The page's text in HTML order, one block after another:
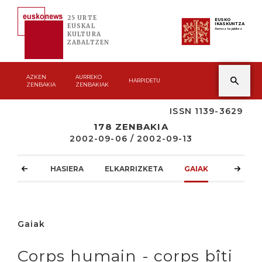
25 URTE
EUSKAL
KULTURA
ZABALTZEN
EUSKO
IKASKUNTZA
Asmoz ta jakitez
AZKEN
ZENBAKIA
AURREKO
ZENBAKIAK
HARPIDETU
ISSN 1139-3629
178 ZENBAKIA
2002-09-06 / 2002-09-13
HASIERA ELKARRIZKETA GAIAK
Gaiak
Corps humain - corps bîti